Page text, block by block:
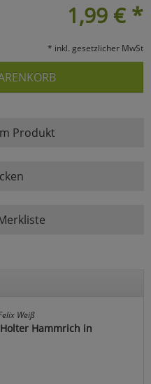
1,99 € *
* inkl. gesetzlicher MwSt
Produkt
Weiß
Hammrich in